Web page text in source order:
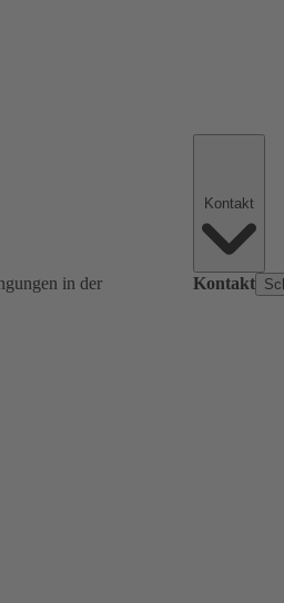
in der
Kontakt